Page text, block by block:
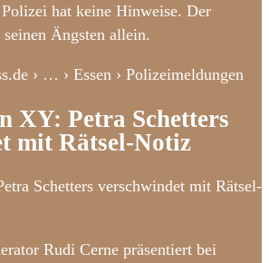
hat keine Hinweise. Der
Ängsten allein.
› … › Essen › Polizeimeldungen
XY: Petra Schetters
mit Rätsel-Notiz
Schetters verschwindet mit Rätsel-
Rudi Cerne präsentiert bei